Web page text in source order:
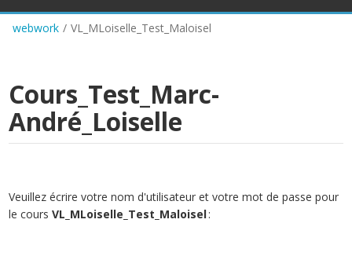
webwork / VL_MLoiselle_Test_Maloisel
Cours_Test_Marc-
André_Loiselle
Veuillez écrire votre nom d'utilisateur et votre mot de passe pour
le coursVL_MLoiselle_Test_Maloisel: